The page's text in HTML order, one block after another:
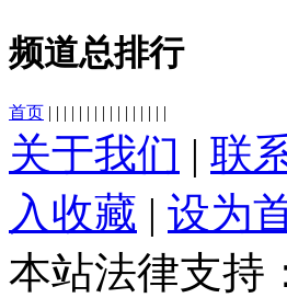
频道总排行
首页 | | | | | | | | | | | | | | | |
关于我们 | 联
入收藏 | 设为
本站法律支持